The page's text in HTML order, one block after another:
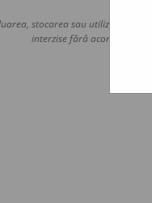
stocarea sau utilizarea
interzise fără acordul